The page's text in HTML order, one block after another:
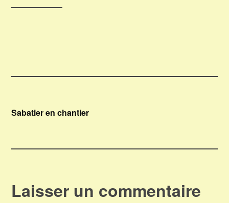
Navigation
l’article
Sabatier en chantier
Laisser un commentaire